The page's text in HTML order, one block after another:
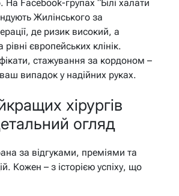
На Facebook-групах “Білі халати
Жилінського за
де ризик високий, а
європейських клінік.
стажування за кордоном –
випадок у надійних руках.
хірургів
огляд
за відгуками, преміями та
Кожен – з історією успіху, що